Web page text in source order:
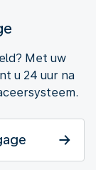
Met uw
u 24 uur na